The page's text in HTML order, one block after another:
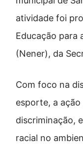
atividade foi
Educação para
(Nener), da
Com foco na
esporte, a
discriminação,
racial no